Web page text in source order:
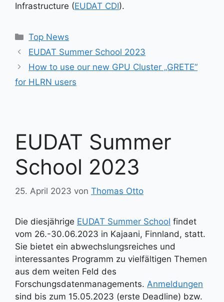
Infrastructure (EUDAT CDI).
Kategorien
Top News
EUDAT Summer School 2023
How to use our new GPU Cluster „GRETE“
for HLRN users
EUDAT Summer
School 2023
25. April 2023 von Thomas Otto
Die diesjährige EUDAT Summer School findet
vom 26.-30.06.2023 in Kajaani, Finnland, statt.
Sie bietet ein abwechslungsreiches und
interessantes Programm zu vielfältigen Themen
aus dem weiten Feld des
Forschungsdatenmanagements. Anmeldungen
sind bis zum 15.05.2023 (erste Deadline) bzw.